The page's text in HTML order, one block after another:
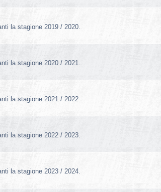
la stagione 2019 / 2020.
la stagione 2020 / 2021.
la stagione 2021 / 2022.
la stagione 2022 / 2023.
la stagione 2023 / 2024.